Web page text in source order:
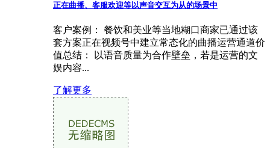
正在曲播、客服欢迎等以声音交互为从的场景中
客户案例： 餐饮和美业等当地糊口商家已通过该
套方案正在视频号中建立常态化的曲播运营通道价
值总结： 以语音质量为合作壁垒，若是运营的文
娱内容...
了解更多